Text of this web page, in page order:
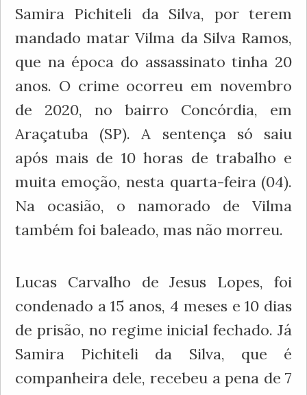
Samira Pichiteli da Silva, por terem
mandado matar Vilma da Silva Ramos,
que na época do assassinato tinha 20
anos. O crime ocorreu em novembro
de 2020, no bairro Concórdia, em
Araçatuba (SP). A sentença só saiu
após mais de 10 horas de trabalho e
muita emoção, nesta quarta-feira (04).
Na ocasião, o namorado de Vilma
também foi baleado, mas não morreu.
Lucas Carvalho de Jesus Lopes, foi
condenado a 15 anos, 4 meses e 10 dias
de prisão, no regime inicial fechado. Já
Samira Pichiteli da Silva, que é
companheira dele, recebeu a pena de 7